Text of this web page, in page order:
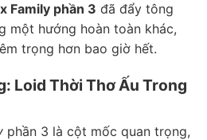
Family phần 3 đã đẩy tông
một hướng hoàn toàn khác,
trọng hơn bao giờ hết.
Loid Thời Thơ Ấu Trong
phần 3 là cột mốc quan trọng,